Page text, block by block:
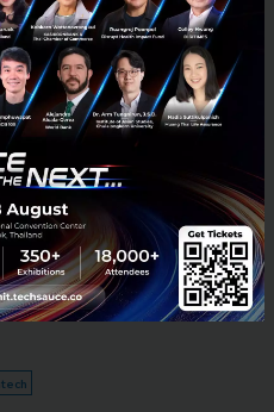
าหกรรม
นท่าที แต่ก็ไม่มีใครปฏิเสธ
ทึมกำลังกลายเป็นแกนกลาง
ยุคใหม่ และ AI กำลังเดิน
นักวิจัยร่วม”
ที่มีผลงาน